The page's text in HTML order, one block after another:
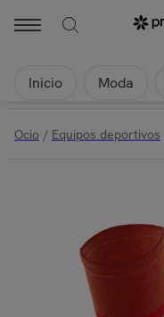
Inicio Moda
Ocio / Equipos deportivos